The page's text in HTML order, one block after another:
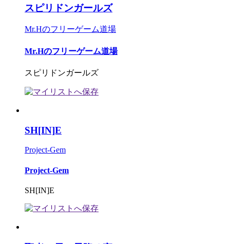
スピリドンガールズ
Mr.Hのフリーゲーム道場
Mr.Hのフリーゲーム道場
スピリドンガールズ
SH[IN]E
Project-Gem
Project-Gem
SH[IN]E